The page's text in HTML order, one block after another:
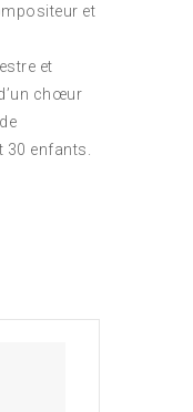
et
et
chœur
enfants.